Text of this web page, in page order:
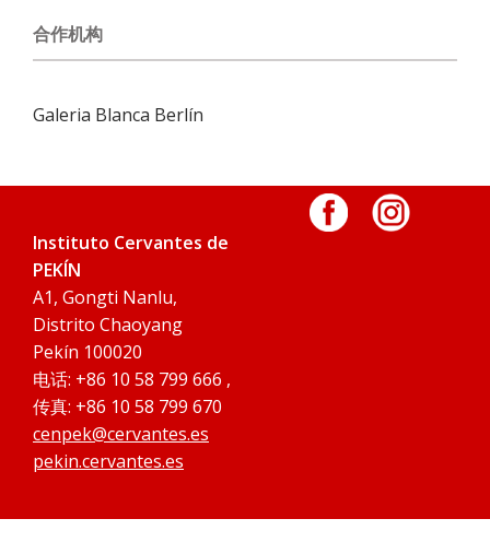
合作机构
Galeria Blanca Berlín
Instituto Cervantes de
PEKÍN
A1, Gongti Nanlu,
Distrito Chaoyang
Pekín 100020
电话: +86 10 58 799 666 ,
传真: +86 10 58 799 670
cenpek@cervantes.es
pekin.cervantes.es